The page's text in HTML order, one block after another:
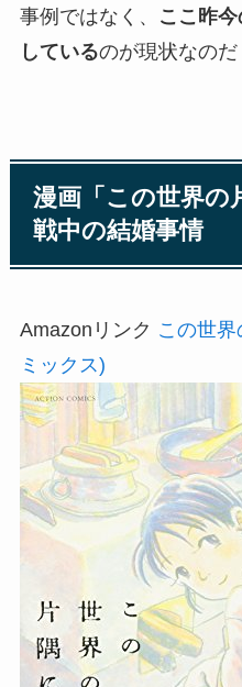
事例ではなく、
ここ昨
しているのが現状なのだ
漫画「この世界の
戦中の結婚事情
Amazonリンク この世
ミックス)